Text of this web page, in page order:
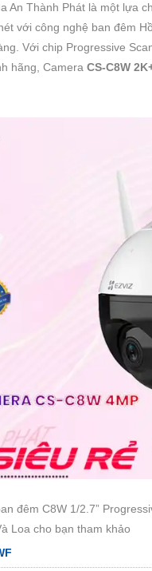
An Thành Phát là một lựa
với công nghệ ban đêm
Với chip Progressive
hãng, Camera CS-C8W
đêm C8W 1/2.7”
Loa cho bạn tham khảo